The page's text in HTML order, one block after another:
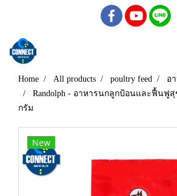
Home All products poultry feed
อ
Randolph - อาหารนกลูกป้อนและฟื้นฟู
กรัม
New